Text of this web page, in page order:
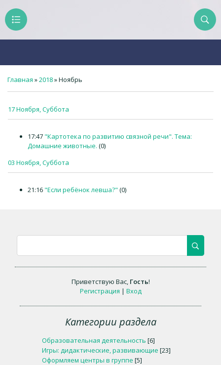
Главная »2018»Ноябрь
17 Ноября, Суббота
17:47 "Картотека по развитию связной речи". Тема:
Домашние животные. (0)
03 Ноября, Суббота
21:16 "Если ребёнок левша?" (0)
Приветствую Вас, Гость!
Регистрация | Вход
Категории раздела
Образовательная деятельность [6]
Игры: дидактические, развивающие [23]
Оформляем центры в группе [5]